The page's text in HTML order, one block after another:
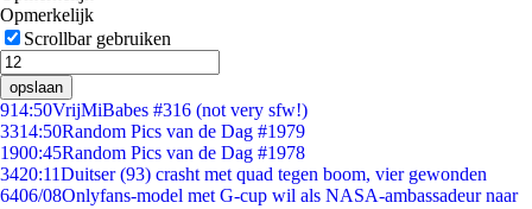
Opmerkelijk
Scrollbar gebruiken
opslaan
914:50VrijMiBabes #316 (not very sfw!)
3314:50Random Pics van de Dag #1979
1900:45Random Pics van de Dag #1978
3420:11Duitser (93) crasht met quad tegen boom, vier gewonden
6406/08Onlyfans-model met G-cup wil als NASA-ambassadeur naar